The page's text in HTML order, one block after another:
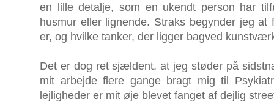
en lille detalje, som en ukendt person har
husmur eller lignende. Straks begynder jeg
er, og hvilke tanker, der ligger bagved
Det er dog ret sjældent, at jeg støder på
mit arbejde flere gange bragt mig til
lejligheder er mit øje blevet fanget af dejlig